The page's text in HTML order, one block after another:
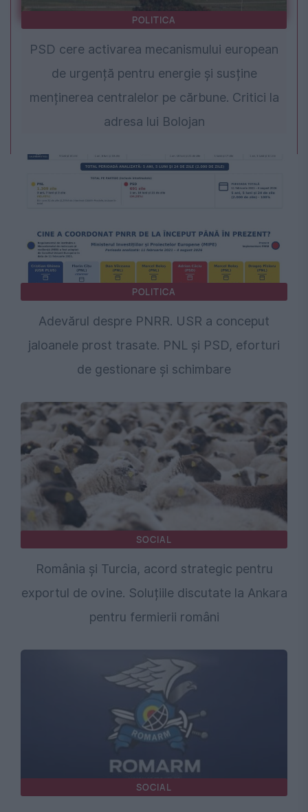
POLITICA
PSD cere activarea mecanismului european
de urgență pentru energie și susține
menținerea centralelor pe cărbune. Critici la
adresa lui Bolojan
POLITICA
Adevărul despre PNRR. USR a conceput
jaloanele prost trasate. PNL și PSD, eforturi
de gestionare și schimbare
SOCIAL
România și Turcia, acord strategic pentru
exportul de ovine. Soluțiile discutate la Ankara
pentru fermierii români
SOCIAL